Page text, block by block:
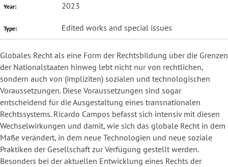
Year: 2023
Type: Edited works and special issues
Globales Recht als eine Form der Rechtsbildung über die Grenzen
der Nationalstaaten hinweg lebt nicht nur von rechtlichen,
sondern auch von (impliziten) sozialen und technologischen
Voraussetzungen. Diese Voraussetzungen sind sogar
entscheidend für die Ausgestaltung eines transnationalen
Rechtssystems. Ricardo Campos befasst sich intensiv mit diesen
Wechselwirkungen und damit, wie sich das globale Recht in dem
Maße verändert, in dem neue Technologien und neue soziale
Praktiken der Gesellschaft zur Verfügung gestellt werden.
Besonders bei der aktuellen Entwicklung eines Rechts der